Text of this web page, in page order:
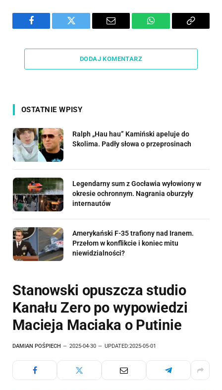
Facebook Twitter Email WhatsAppCopy
DODAJ KOMENTARZ
OSTATNIE WPISY
Ralph „Hau hau” Kamiński apeluje do
Skolima. Padły słowa o przeprosinach
Legendarny sum z Gocławia wyłowiony w
okresie ochronnym. Nagrania oburzyły
internautów
Amerykański F-35 trafiony nad Iranem.
Przełom w konflikcie i koniec mitu
niewidzialności?
Stanowski opuszcza studio
Kanału Zero po wypowiedzi
Macieja Maciaka o Putinie
DAMIAN POŚPIECH 2025-04-30 UPDATED:2025-05-01